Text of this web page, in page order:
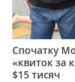
Спочатку
«квиток за
$15 тисяч